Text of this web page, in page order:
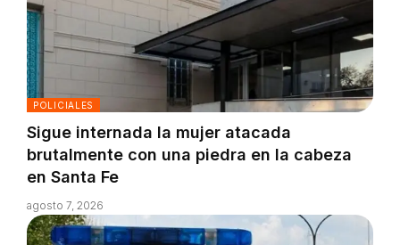
POLICIALES
Sigue internada la mujer atacada
brutalmente con una piedra en la cabeza
en Santa Fe
agosto 7, 2026